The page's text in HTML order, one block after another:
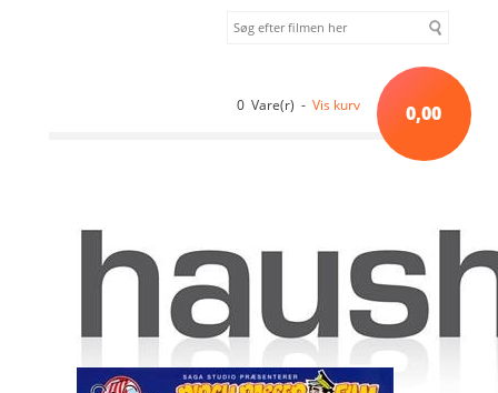
0 Vare(r) - Vis kurv 0,00
Danske film» Ved Kongelunden... (1953) [DVD]